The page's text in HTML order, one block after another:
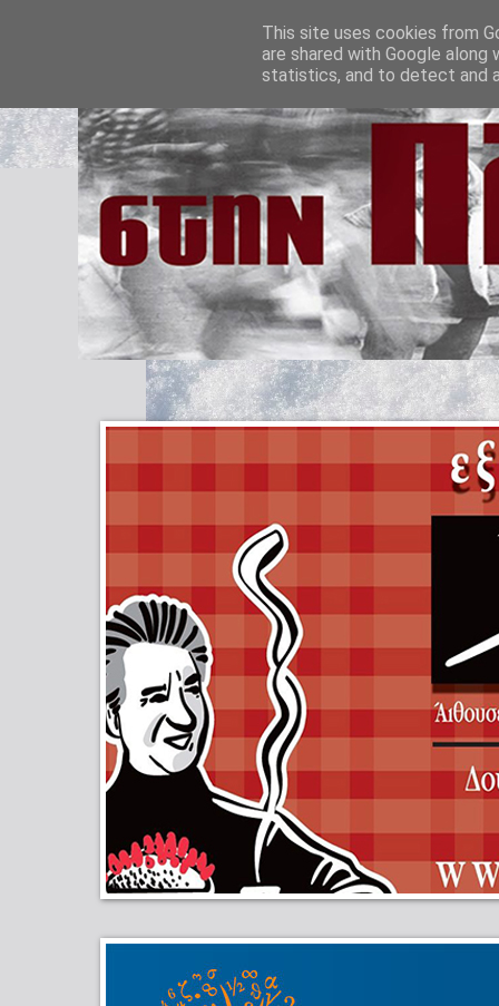
This site uses cookies from
are shared with Google
statistics, and to detect and